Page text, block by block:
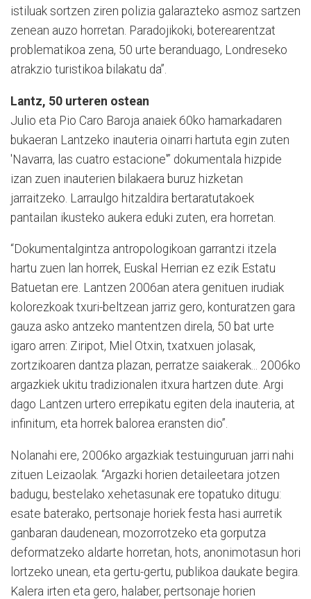
istiluak sortzen ziren polizia galarazteko asmoz sartzen
zenean auzo horretan. Paradojikoki, boterearentzat
problematikoa zena, 50 urte beranduago, Londreseko
atrakzio turistikoa bilakatu da”.
Lantz, 50 urteren ostean
Julio eta Pio Caro Baroja anaiek 60ko hamarkadaren
bukaeran Lantzeko inauteria oinarri hartuta egin zuten
'Navarra, las cuatro estacione'” dokumentala hizpide
izan zuen inauterien bilakaera buruz hizketan
jarraitzeko. Larraulgo hitzaldira bertaratutakoek
pantailan ikusteko aukera eduki zuten, era horretan.
“Dokumentalgintza antropologikoan garrantzi itzela
hartu zuen lan horrek, Euskal Herrian ez ezik Estatu
Batuetan ere. Lantzen 2006an atera genituen irudiak
kolorezkoak txuri-beltzean jarriz gero, konturatzen gara
gauza asko antzeko mantentzen direla, 50 bat urte
igaro arren: Ziripot, Miel Otxin, txatxuen jolasak,
zortzikoaren dantza plazan, perratze saiakerak... 2006ko
argazkiek ukitu tradizionalen itxura hartzen dute. Argi
dago Lantzen urtero errepikatu egiten dela inauteria, at
infinitum, eta horrek balorea eransten dio”.
Nolanahi ere, 2006ko argazkiak testuinguruan jarri nahi
zituen Leizaolak. “Argazki horien detaileetara jotzen
badugu, bestelako xehetasunak ere topatuko ditugu:
esate baterako, pertsonaje horiek festa hasi aurretik
ganbaran daudenean, mozorrotzeko eta gorputza
deformatzeko aldarte horretan, hots, anonimotasun hori
lortzeko unean, eta gertu-gertu, publikoa daukate begira.
Kalera irten eta gero, halaber, pertsonaje horien